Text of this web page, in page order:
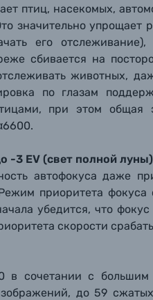
птиц, насекомых,
значительно упрощает
его
сбивается на
животных,
по глазам
при этом общая
-3 EV (свет полной луны)
автофокуса даже
приоритета фокуса
убедится, что
скорости
сочетании с большим
до 59